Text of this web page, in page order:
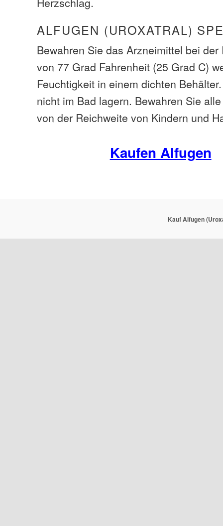
ALFUGEN (UROXATRAL)
Bewahren Sie das Arzneimittel bei
von 77 Grad Fahrenheit (25 Grad C)
Feuchtigkeit in einem dichten
nicht im Bad lagern. Bewahren Sie
von der Reichweite von Kindern und
Kaufen Alfugen
Kauf Alfugen